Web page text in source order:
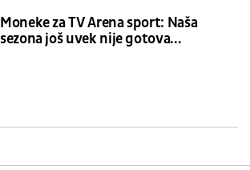
Moneke za TV Arena sport: Naša
sezona još uvek nije gotova...